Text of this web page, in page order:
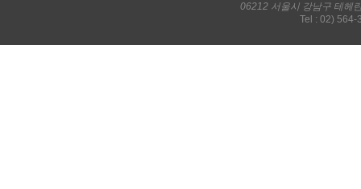
06212 서울시 강남구 테헤
Tel : 02) 564-